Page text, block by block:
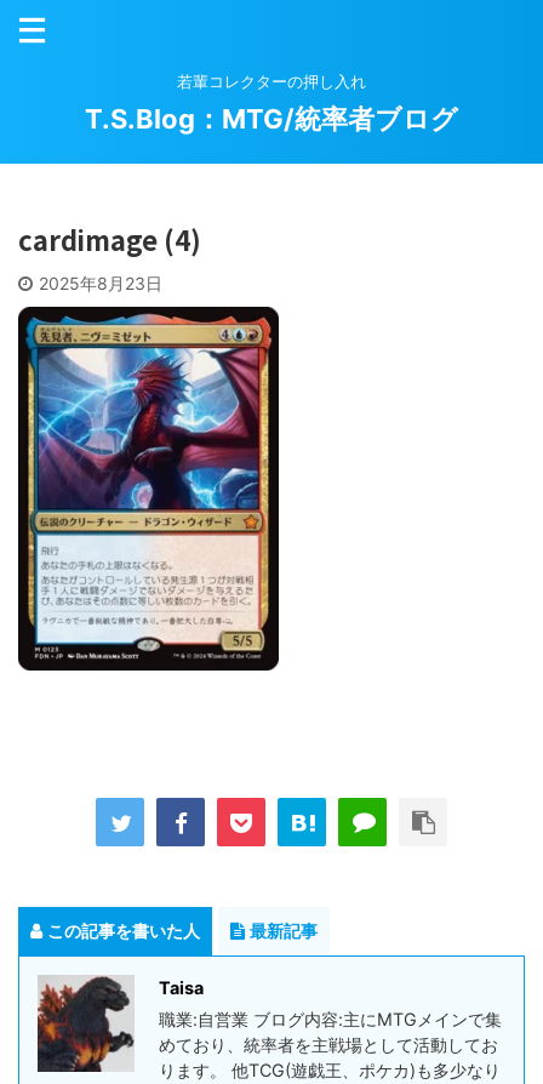
若輩コレクターの押し入れ
T.S.Blog：MTG/統率者ブログ
cardimage (4)
2025年8月23日
この記事を書いた人 最新記事
Taisa
職業:自営業 ブログ内容:主にMTGメインで集
めており、統率者を主戦場として活動してお
ります。 他TCG(遊戯王、ポケカ)も多少なり